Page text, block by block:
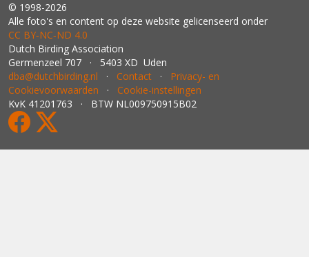
© 1998-2026
Alle foto's en content op deze website gelicenseerd onder
CC BY‑NC‑ND 4.0
Dutch Birding Association
Germenzeel 707 · 5403 XD Uden
dba@dutchbirding.nl · Contact · Privacy- en
Cookievoorwaarden · Cookie-instellingen
KvK 41201763 · BTW NL009750915B02